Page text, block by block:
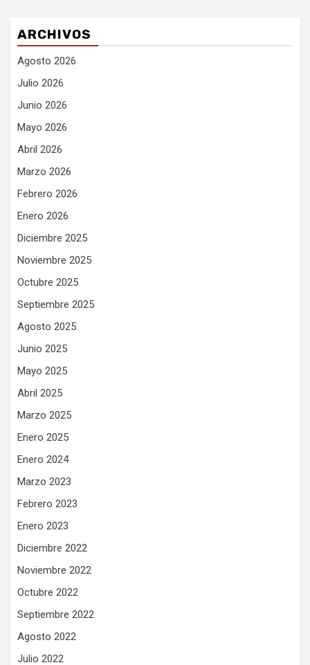
ARCHIVOS
Agosto 2026
Julio 2026
Junio 2026
Mayo 2026
Abril 2026
Marzo 2026
Febrero 2026
Enero 2026
Diciembre 2025
Noviembre 2025
Octubre 2025
Septiembre 2025
Agosto 2025
Junio 2025
Mayo 2025
Abril 2025
Marzo 2025
Enero 2025
Enero 2024
Marzo 2023
Febrero 2023
Enero 2023
Diciembre 2022
Noviembre 2022
Octubre 2022
Septiembre 2022
Agosto 2022
Julio 2022